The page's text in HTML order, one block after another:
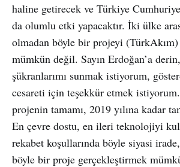
haline getirecek ve Türkiye
da olumlu etki yapacaktır. İki ülke
olmadan böyle bir projeyi
mümkün değil. Sayın Erdoğan’a
şükranlarımı sunmak istiyorum,
cesareti için teşekkür etmek
projenin tamamı, 2019 yılına kadar
En çevre dostu, en ileri teknolojiyi
rekabet koşullarında böyle siyasi
böyle bir proje gerçekleştirmek